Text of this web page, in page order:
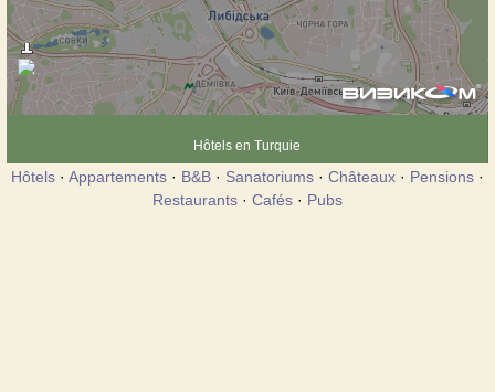
Hôtels en Turquie
Hôtels · Appartements · B&B · Sanatoriums · Châteaux · Pensions ·
Restaurants · Cafés · Pubs